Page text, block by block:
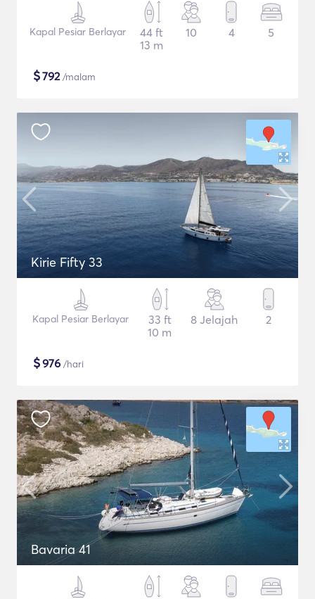
Kapal Pesiar Berlayar
44 ft
13 m
10 4 5
$792/malam
Kirie Fifty 33
Kapal Pesiar Berlayar
33 ft
10 m
8 Jelajah 2
$976 /hari
Bavaria 41